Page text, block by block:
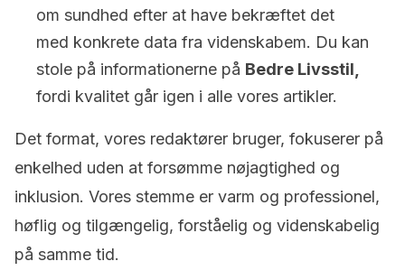
om sundhed efter at have bekræftet det
med konkrete data fra videnskabem. Du kan
stole på informationerne på Bedre Livsstil,
fordi kvalitet går igen i alle vores artikler.
Det format, vores redaktører bruger, fokuserer på
enkelhed uden at forsømme nøjagtighed og
inklusion. Vores stemme er varm og professionel,
høflig og tilgængelig, forståelig og videnskabelig
på samme tid.